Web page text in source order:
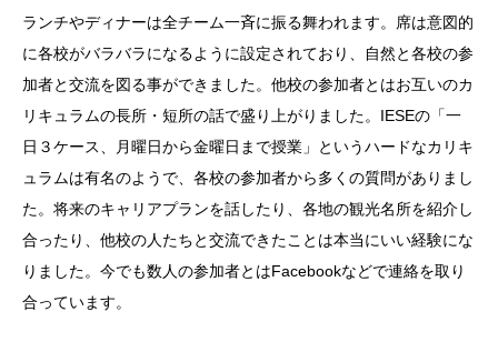
ランチやディナーは全チーム一斉に振る舞われます。席は意図的
に各校がバラバラになるように設定されており、自然と各校の参
加者と交流を図る事ができました。他校の参加者とはお互いのカ
リキュラムの長所・短所の話で盛り上がりました。IESEの「一
日３ケース、月曜日から金曜日まで授業」というハードなカリキ
ュラムは有名のようで、各校の参加者から多くの質問がありまし
た。将来のキャリアプランを話したり、各地の観光名所を紹介し
合ったり、他校の人たちと交流できたことは本当にいい経験にな
りました。今でも数人の参加者とはFacebookなどで連絡を取り
合っています。